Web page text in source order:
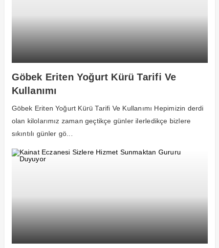
Göbek Eriten Yoğurt Kürü Tarifi Ve
Kullanımı
Göbek Eriten Yoğurt Kürü Tarifi Ve Kullanımı Hepimizin derdi
olan kilolarımız zaman geçtikçe günler ilerledikçe bizlere
sıkıntılı günler gö...